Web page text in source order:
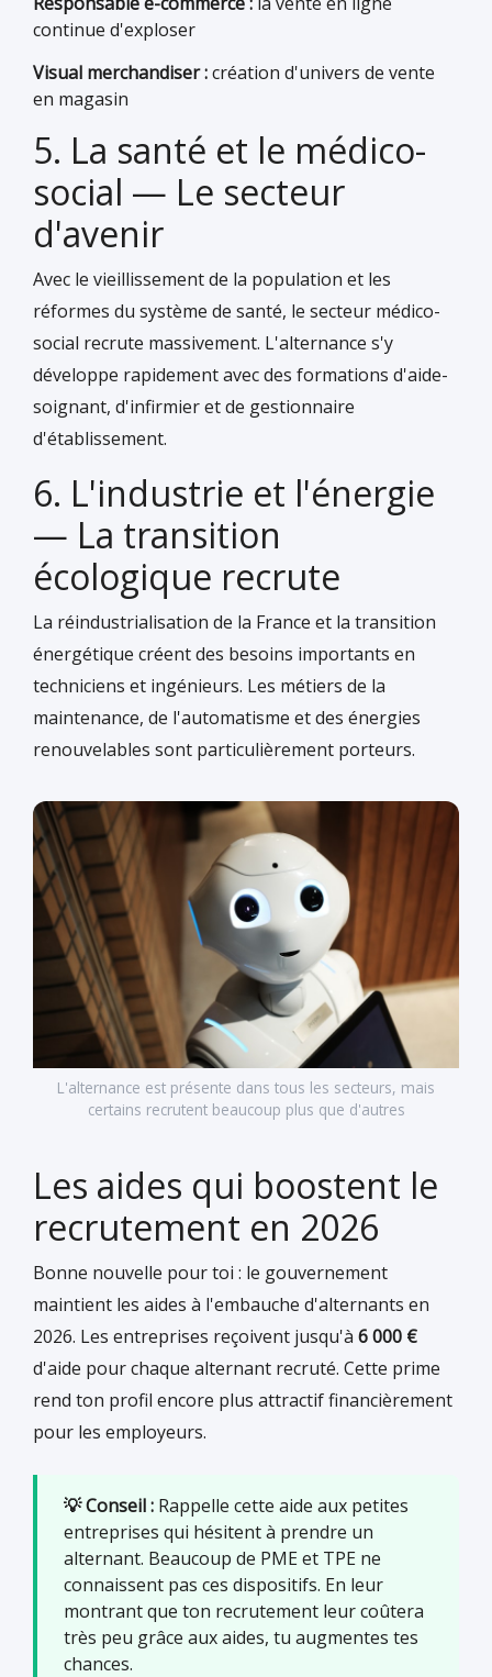
continue d'exploser
Visual merchandiser :création d'univers de vente
en magasin
5. La santé et le médico-
social — Le secteur
d'avenir
Avec le vieillissement de la population et les
réformes du système de santé, le secteur médico-
social recrute massivement. L'alternance s'y
développe rapidement avec des formations d'aide-
soignant, d'infirmier et de gestionnaire
d'établissement.
6. L'industrie et l'énergie
— La transition
écologique recrute
La réindustrialisation de la France et la transition
énergétique créent des besoins importants en
techniciens et ingénieurs. Les métiers de la
maintenance, de l'automatisme et des énergies
renouvelables sont particulièrement porteurs.
L'alternance est présente dans tous les secteurs, mais
certains recrutent beaucoup plus que d'autres
Les aides qui boostent le
recrutement en 2026
Bonne nouvelle pour toi : le gouvernement
maintient les aides à l'embauche d'alternants en
2026. Les entreprises reçoivent jusqu'à 6 000 €
d'aide pour chaque alternant recruté. Cette prime
rend ton profil encore plus attractif financièrement
pour les employeurs.
💡 Conseil : Rappelle cette aide aux petites
entreprises qui hésitent à prendre un
alternant. Beaucoup de PME et TPE ne
connaissent pas ces dispositifs. En leur
montrant que ton recrutement leur coûtera
très peu grâce aux aides, tu augmentes tes
chances.